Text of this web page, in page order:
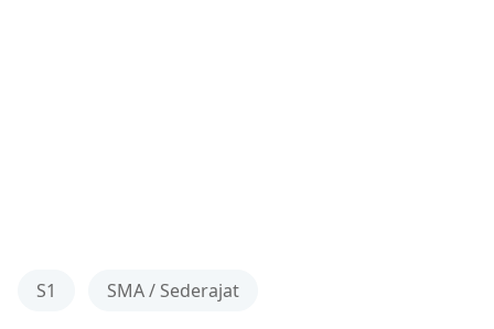
S1 SMA / Sederajat